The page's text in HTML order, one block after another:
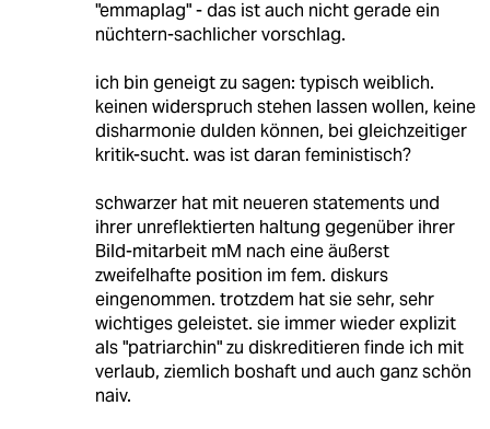
"emmaplag" - das ist auch nicht gerade ein
nüchtern-sachlicher vorschlag.
ich bin geneigt zu sagen: typisch weiblich.
keinen widerspruch stehen lassen wollen, keine
disharmonie dulden können, bei gleichzeitiger
kritik-sucht. was ist daran feministisch?
schwarzer hat mit neueren statements und
ihrer unreflektierten haltung gegenüber ihrer
Bild-mitarbeit mM nach eine äußerst
zweifelhafte position im fem. diskurs
eingenommen. trotzdem hat sie sehr, sehr
wichtiges geleistet. sie immer wieder explizit
als "patriarchin" zu diskreditieren finde ich mit
verlaub, ziemlich boshaft und auch ganz schön
naiv.